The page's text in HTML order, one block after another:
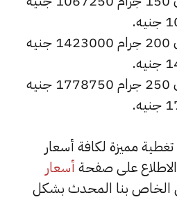
سعر الذهب عيار 21 وزن 200 جرام 1423000 جنيه
سعر الذهب عيار 21 وزن 250 جرام 1778750 جنيه
365 بعمل تغطية مميزة لكافة أسعار
على صفحة أسعار
الخاص بنا المحدث بشكل